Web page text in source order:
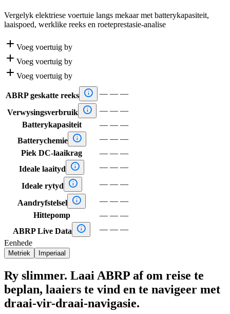
Vergelyk elektriese voertuie langs mekaar met batterykapasiteit,
laaispoed, werklike reeks en roeteprestasie-analise
 Voeg voertuig by
 Voeg voertuig by
 Voeg voertuig by
ABRP geskatte reeks  — — —
Verwysingsverbruik  — — —
Batterykapasiteit
— — —
Batterychemie
 — — —
Piek DC-laaikrag
— — —
Ideale laaityd
 — — —
Ideale rytyd  — — —
Aandryfstelsel  — — —
Hittepomp
— — —
ABRP Live Data
 — — —
Eenhede
Metriek Imperiaal
Ry slimmer. Laai ABRP af om reise te
beplan, laaiers te vind en te navigeer met
draai-vir-draai-navigasie.